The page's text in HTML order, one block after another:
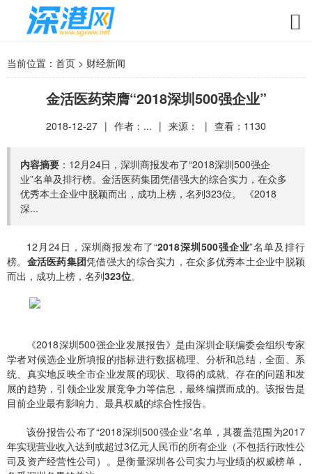
当前位置： 首页 > 财经新闻
金活医药荣膺“2018深圳500强企业”
2018-12-27 | 作者：... | 来源： | 查看： 1130
内容摘要 ：12月24日，深圳商报发布了“2018深圳500强企
业”名单及排行榜。金活医药集团凭借强大的综合实力，在众多
优秀本土企业中脱颖而出，成功上榜，名列323位。 《2018
深...
12月24日，深圳商报发布了“2018深圳500强企业”名单及排行
榜。 金活医药集团凭借强大的综合实力，在众多优秀本土企业中脱颖
而出，成功上榜，名列323位。
《2018深圳500强企业发展报告》是由深圳企联编委会组织专家
学者对候选企业所填报的指标进行数据梳理、分析和总结，全面、系
统、真实地反映全市企业发展的现状、取得的成就、存在的问题和发
展的趋势，引领企业发展竞争力等信息，最终编撰而成的。该报告是
目前企业最有影响力、最具权威的综合性报告。
该份报告公布了“2018深圳500强企业”名单，其覆盖范围为2017
年实现营业收入达到或超过3亿元人民币的所有企业（不包括行政性公
司及资产经营性公司）。是衡量深圳各公司实力与业绩的权威榜单，